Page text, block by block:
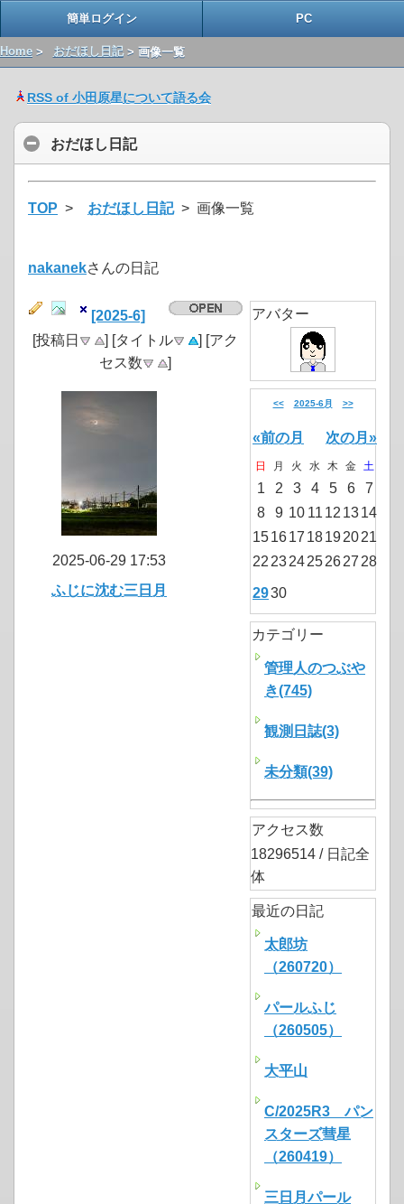
簡単ログイン PC
Home > おだほし日記> 画像一覧
RSS of 小田原星について語る会
おだほし日記
TOP > おだほし日記> 画像一覧
nakanekさんの日記
[2025-6]
[投稿日
] [タイトル
] [アク
セス数
]
2025-06-29 17:53
ふじに沈む三日月
アバター
<< 2025-6月 >>
«前の月 次の月»
日 月 火 水 木 金 土
1 2 3 4 5 6
7
8
9 10 11 12 1314
151617 18192021
22 2324252627 28
2930
カテゴリー
管理人のつぶや
き(745)
観測日誌(3)
未分類(39)
アクセス数
18296514 / 日記全
体
最近の日記
太郎坊
（260720）
パールふじ
（260505）
大平山
C/2025R3 パン
スターズ彗星
（260419）
三日月パール